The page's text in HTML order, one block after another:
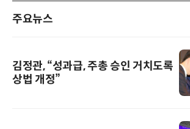
주요뉴스
김정관, “성과급, 주총 승인 거치도록
상법 개정”